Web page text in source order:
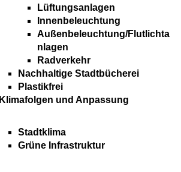
Lüftungsanlagen
Innenbeleuchtung
Außenbeleuchtung/Flutlichta
nlagen
Radverkehr
Nachhaltige Stadtbücherei
Plastikfrei
Klimafolgen und Anpassung
Stadtklima
Grüne Infrastruktur